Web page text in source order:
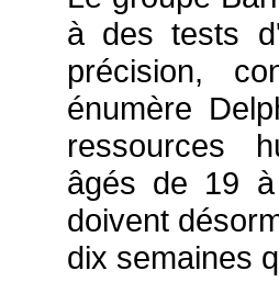
à des tests
précision,
énumère
ressources
âgés de 19
doivent
dix semaines